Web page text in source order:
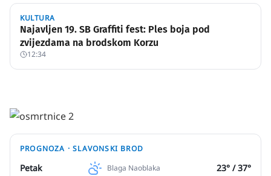
KULTURA
Najavljen 19. SB Graffiti fest: Ples boja pod
zvijezdama na brodskom Korzu
12:34
PROGNOZA ·SLAVONSKI BROD
Petak Blaga Naoblaka 23° /37°